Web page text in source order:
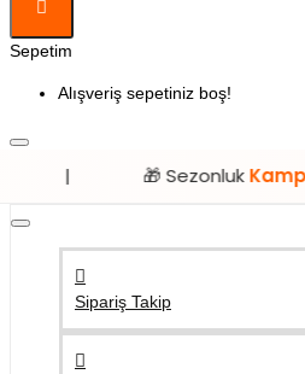
Sepetim
Alışveriş sepetiniz boş!
🎁 Sezonluk Kampanyalar
Sipariş Takip